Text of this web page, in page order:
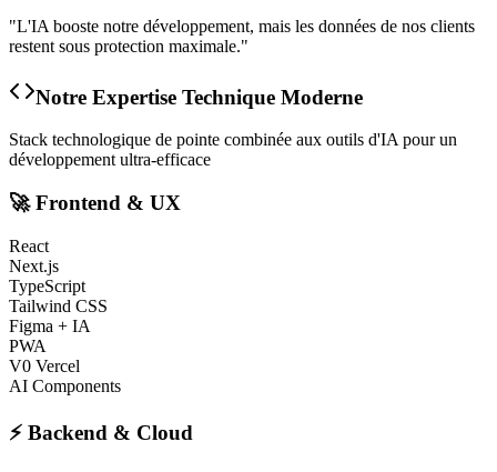
"L'IA booste notre développement, mais les données de nos clients
restent sous protection maximale."
Notre Expertise Technique Moderne
Stack technologique de pointe combinée aux outils d'IA pour un
développement ultra-efficace
🚀 Frontend & UX
React
Next.js
TypeScript
Tailwind CSS
Figma + IA
PWA
V0 Vercel
AI Components
⚡ Backend & Cloud